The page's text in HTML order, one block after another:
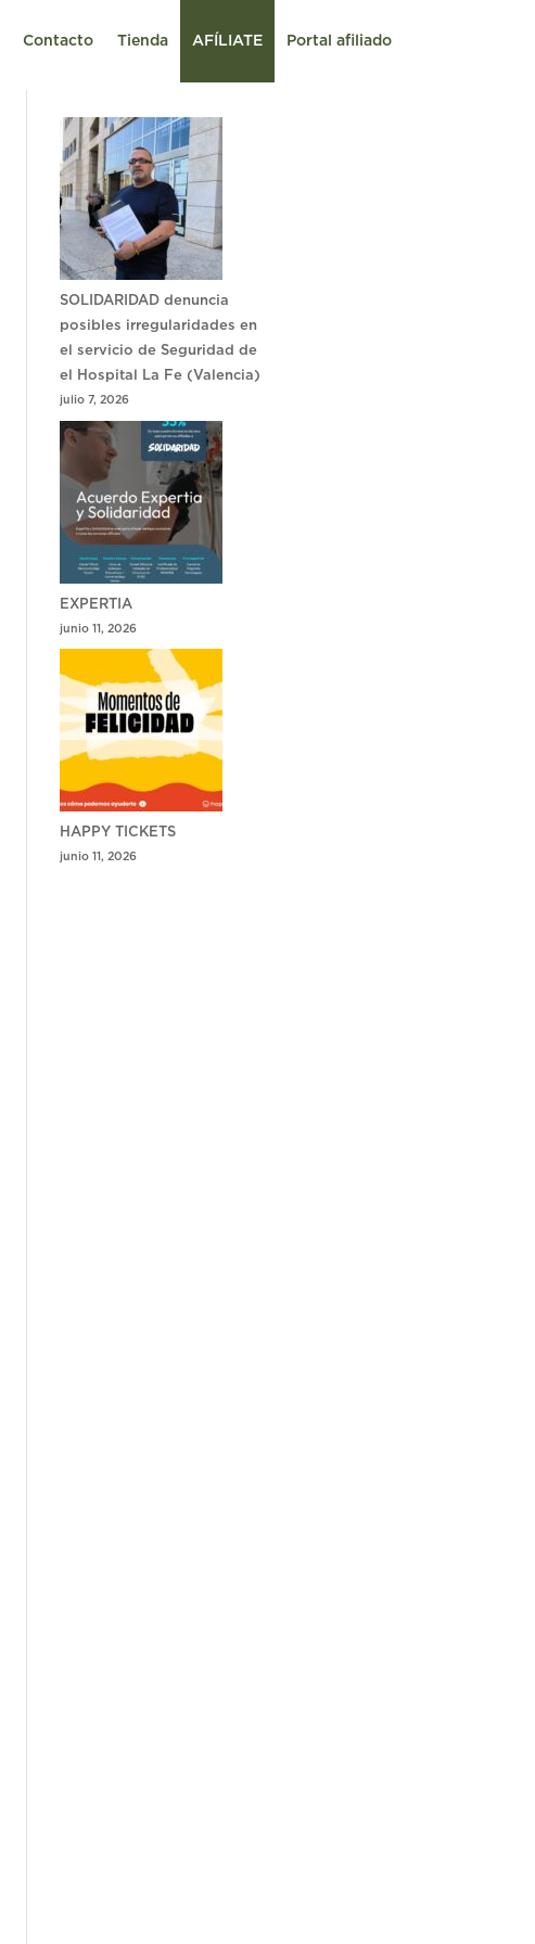
Contacto Tienda AFÍLIATE Portal afiliado
SOLIDARIDAD denuncia
posibles irregularidades en
el servicio de Seguridad de
el Hospital La Fe (Valencia)
julio 7, 2026
EXPERTIA
junio 11, 2026
HAPPY TICKETS
junio 11, 2026